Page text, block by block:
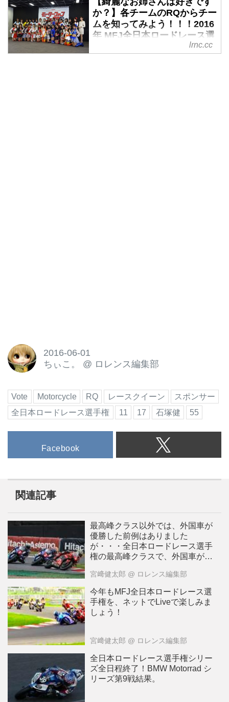
か？】各チームのRQからチー
ムを知ってみよう！！！2016
年 MFJ全日本ロードレース選
手権Rd.4 ＠ツインリンクもて
lrnc.cc
2016-06-01
ちぃこ。
@ ロレンス編集部
Vote Motorcycle RQ レースクイーン
スポンサー
全日本ロードレース選手権
11 17 石塚健 55
Facebook
関連記事
最高峰クラス以外では、外国車が
優勝した前例はありました
が・・・全日本ロードレース選手
権の最高峰クラスで、外国車が初
2024年10大ニュース：6
宮﨑健太郎 @ ロレンス編集部
今年もMFJ全日本ロードレース選
手権を、ネットでLiveで楽しみま
しょう！
宮﨑健太郎 @ ロレンス編集部
全日本ロードレース選手権シリー
ズ全日程終了！BMW Motorrad シ
リーズ第9戦結果。